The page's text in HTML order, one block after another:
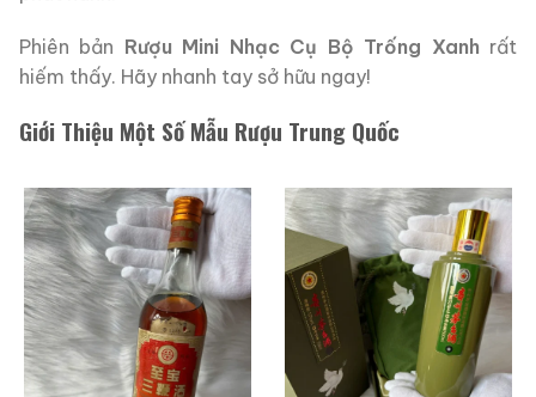
Phiên bản Rượu Mini Nhạc Cụ Bộ Trống Xanh rất
hiếm thấy. Hãy nhanh tay sở hữu ngay!
Giới Thiệu Một Số Mẫu Rượu Trung Quốc